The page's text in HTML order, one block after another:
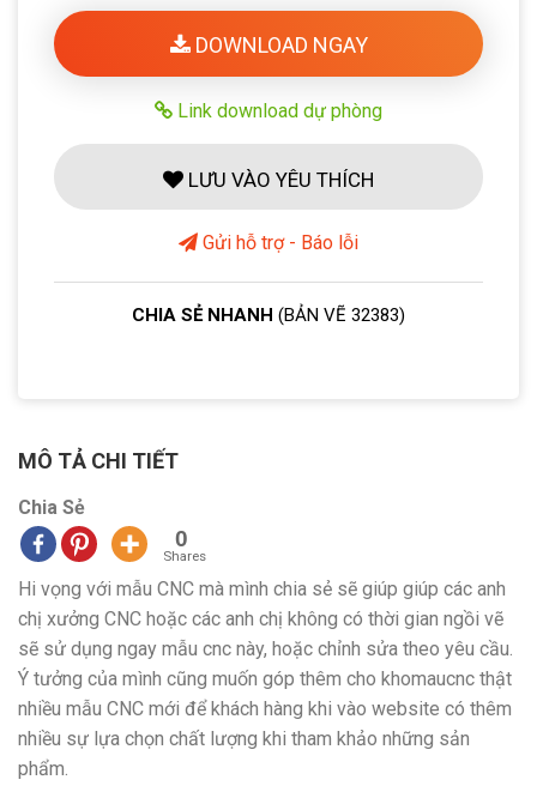
DOWNLOAD NGAY
Link download dự phòng
LƯU VÀO YÊU THÍCH
Gửi hỗ trợ - Báo lỗi
CHIA SẺ NHANH (BẢN VẼ 32383)
MÔ TẢ CHI TIẾT
Chia Sẻ
0
Shares
Hi vọng với mẫu CNC mà mình chia sẻ sẽ giúp giúp các anh
chị xưởng CNC hoặc các anh chị không có thời gian ngồi vẽ
sẽ sử dụng ngay mẫu cnc này, hoặc chỉnh sửa theo yêu cầu.
Ý tưởng của mình cũng muốn góp thêm cho khomaucnc thật
nhiều mẫu CNC mới để khách hàng khi vào website có thêm
nhiều sự lựa chọn chất lượng khi tham khảo những sản
phẩm.